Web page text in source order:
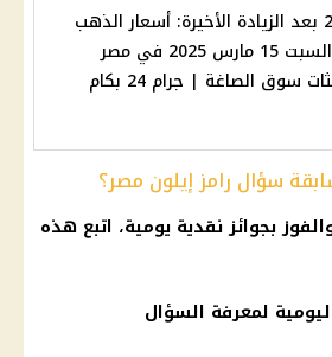
عيار 21 بعد الزيادة الأخيرة: أسعار الذهب
اليوم السبت 15 مارس 2025 في مصر
وتحديثات سوق الصاغة | جرام 24 بكام
سؤال رامز إيلون مصر؟
بجوائز نقدية يومية، اتبع هذه
لمعرفة السؤال